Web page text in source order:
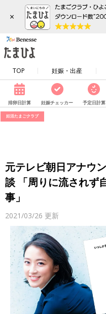
×
TOP 妊娠・出産
排卵日計算 妊娠チェッカー 予定日計算
妊活たまごクラブ
元テレビ朝日アナウ
談 「周りに流されず
事」
2021/03/26 更新